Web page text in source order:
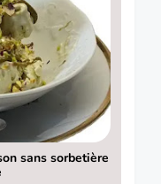
sans sorbetière